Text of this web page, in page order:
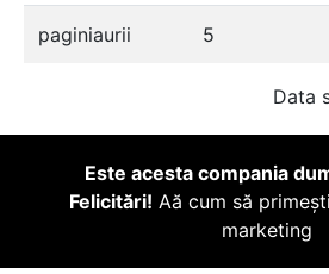
paginiaurii 5
Data
Este acesta compania
Felicitări! Aă cum să
marketing